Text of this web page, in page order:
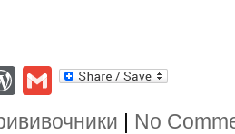
WordPress
Gmail
| No